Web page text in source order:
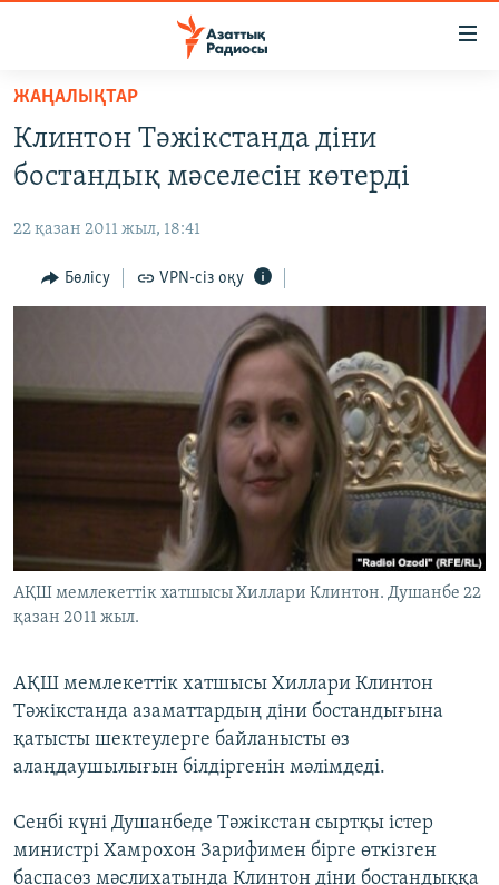
Skip
main
content
to
Navigation
Skip
САЯСАТ
ҚАҢТАР ОҚИҒАСЫ
АДАМ ҚҰҚЫҚТАРЫ
АРНАЙЫ ЖОБАЛАР
Басқа тілдерде
ЖАҢАЛЫҚТАР
Клинтон Тәжікстанда діни
бостандық мәселесін көтерді
22 қазан 2011 жыл, 18:41
Бөлісу VPN-сіз оқу
АҚШ мемлекеттік хатшысы Хиллари Клинтон. Душанбе 22
қазан 2011 жыл.
АҚШ мемлекеттік хатшысы Хиллари Клинтон
Тәжікстанда азаматтардың діни бостандығына
қатысты шектеулерге байланысты өз
алаңдаушылығын білдіргенін мәлімдеді.
Сенбі күні Душанбеде Тәжікстан сыртқы істер
министрі Хамрохон Зарифимен бірге өткізген
баспасөз мәслихатында Клинтон діни бостандыққа